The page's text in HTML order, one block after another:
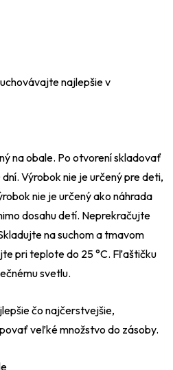
najlepšie v
na obale. Po otvorení skladovať
Výrobok nie je určený pre deti,
nie je určený ako náhrada
dosahu detí. Neprekračujte
na suchom a tmavom
pri teplote do 25 °C. Fľaštičku
svetlu.
čo najčerstvejšie,
veľké množstvo do zásoby.